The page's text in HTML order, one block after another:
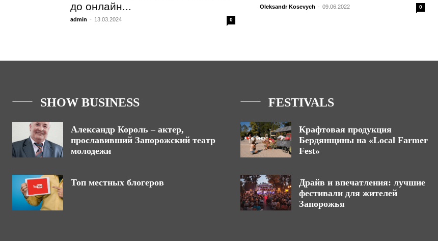
до онлайн...
admin - 13.03.2024 0
Oleksandr Kosevych - 09.06.2022 0
SHOW BUSINESS
Александр Король – актер,
прославивший Запорожский театр
молодежи
Топ местных блогеров
FESTIVALS
Крафтовая продукция
Бердянщины на «Local Farmer
Fest»
Драйв и впечатления: лучшие
фестивали для жителей
Запорожья